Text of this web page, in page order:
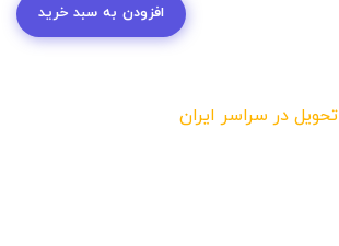
افزودن به سبد خرید
تحویل در سراسر ایران